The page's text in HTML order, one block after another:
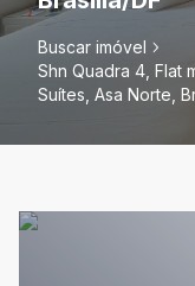
Buscar imóvel
Shn Quadra 4, Flat
Suítes, Asa Norte,